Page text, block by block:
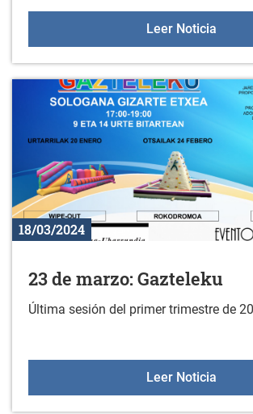
Leer NoticiaEl
18/03/2024
23 de marzo: Gazteleku
Última sesión del primer trimestre de
Leer Noticia23 de